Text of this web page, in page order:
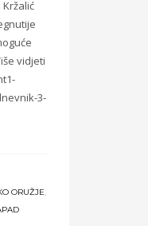
vidjeti
3-
ORUŽJE,